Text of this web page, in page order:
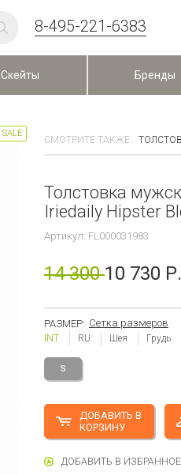
СМОТРИТЕ ТАКЖЕ:
Толстовка
Iriedaily Hipster
Артикул: FL000031983
14 30010 730 Р.
РАЗМЕР: Сетка размеров
INT RU Шея Грудь
S
ДОБАВИТЬ В
КОРЗИНУ
ДОБАВИТЬ В ИЗБРАННОЕ
SALE
8-495-221-6383
Скейты Бренды